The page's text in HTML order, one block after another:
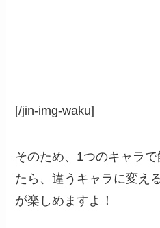
[/jin-img-waku]
そのため、1つのキャラ
たら、違うキャラに変え
が楽しめますよ！